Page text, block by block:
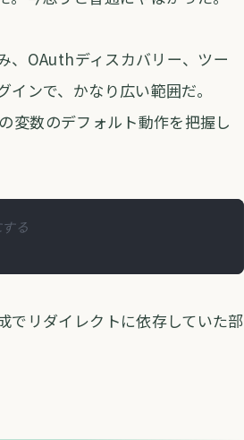
、OAuthディスカバリー、ツー
ンで、かなり広い範囲だ。
変数のデフォルト動作を把握し
る
でリダイレクトに依存していた部